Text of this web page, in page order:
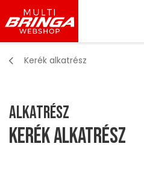
Kerék alkatrész
Alkatrész
Kerék alkatrész